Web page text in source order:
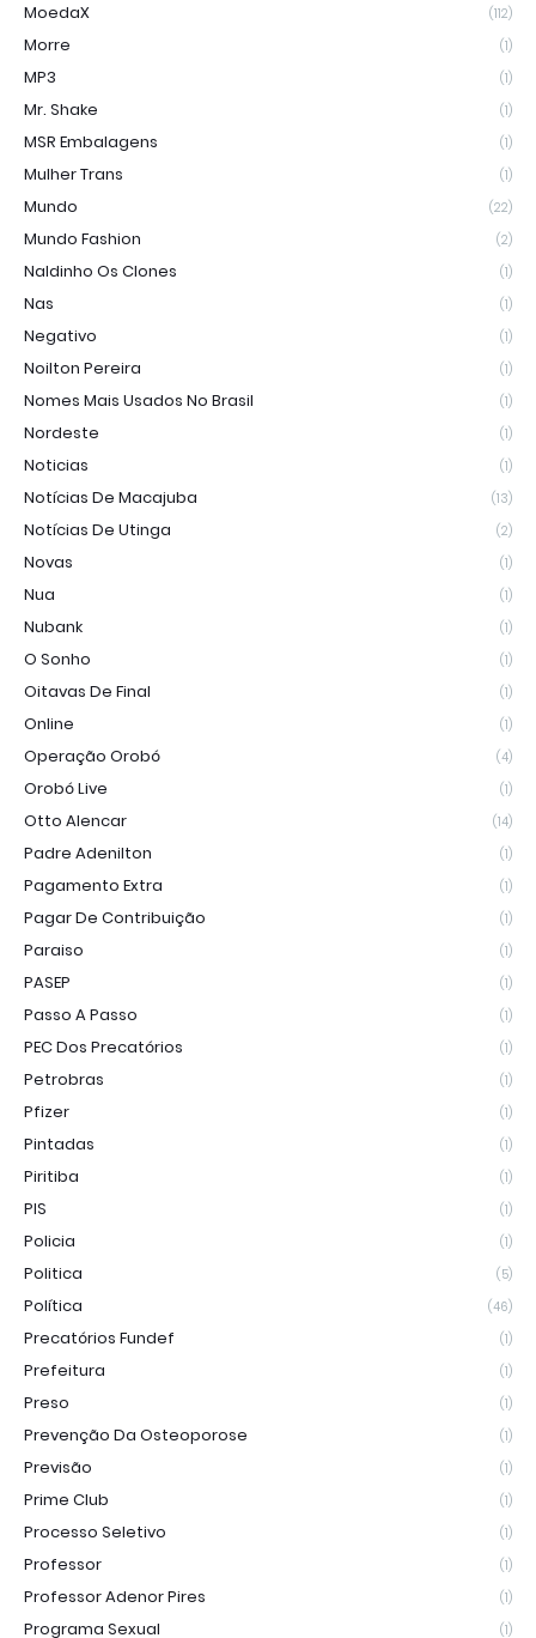
MoedaX (112)
Morre (1)
MP3 (1)
Mr. Shake (1)
MSR Embalagens (1)
Mulher Trans (1)
Mundo (22)
Mundo Fashion (2)
Naldinho Os Clones (1)
Nas (1)
Negativo (1)
Noilton Pereira (1)
Nomes Mais Usados No Brasil (1)
Nordeste (1)
Noticias (1)
Notícias De Macajuba (13)
Notícias De Utinga (2)
Novas (1)
Nua (1)
Nubank (1)
O Sonho (1)
Oitavas De Final (1)
Online (1)
Operação Orobó (4)
Orobó Live (1)
Otto Alencar (14)
Padre Adenilton (1)
Pagamento Extra (1)
Pagar De Contribuição (1)
Paraiso (1)
PASEP (1)
Passo A Passo (1)
PEC Dos Precatórios (1)
Petrobras (1)
Pfizer (1)
Pintadas (1)
Piritiba (1)
PIS (1)
Policia (1)
Politica (5)
Política (46)
Precatórios Fundef (1)
Prefeitura (1)
Preso (1)
Prevenção Da Osteoporose (1)
Previsão (1)
Prime Club (1)
Processo Seletivo (1)
Professor (1)
Professor Adenor Pires (1)
Programa Sexual (1)